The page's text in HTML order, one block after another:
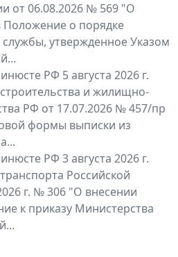
от 06.08.2026 № 569 "О
о порядке
утвержденное Указом
РФ 5 августа 2026 г.
и жилищно-
РФ от 17.07.2026 № 457/пр
формы выписки из
РФ 3 августа 2026 г.
Российской
г. № 306 "О внесении
к приказу Министерства